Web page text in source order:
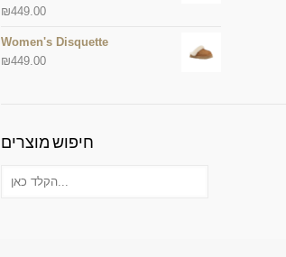
₪449.00
Women's Disquette
₪449.00
חיפוש מוצרים